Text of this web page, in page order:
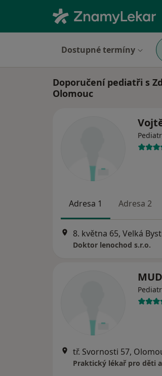
Dostupné termíny
Doporučení pediatři s
Olomouc
Pediatr
Adresa 1 Adresa 2
8. května 65, Velká
Doktor lenochod s.r.o.
Pediatr
tř. Svornosti 57,
Praktický lékař pro děti a